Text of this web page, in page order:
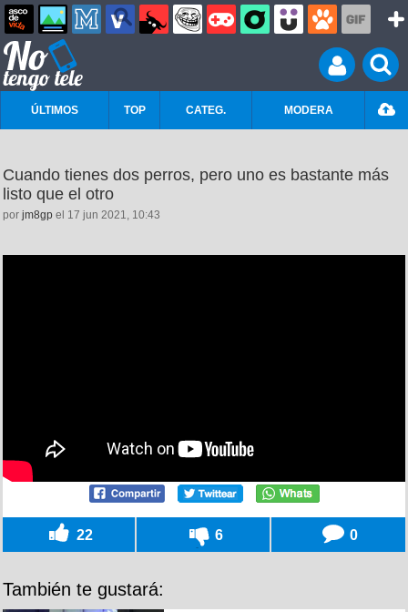
ÚLTIMOS TOP CATEG. MODERA
Cuando tienes dos perros, pero uno es bastante más
listo que el otro
por jm8gp el 17 jun 2021, 10:43
22 6 0
También te gustará: